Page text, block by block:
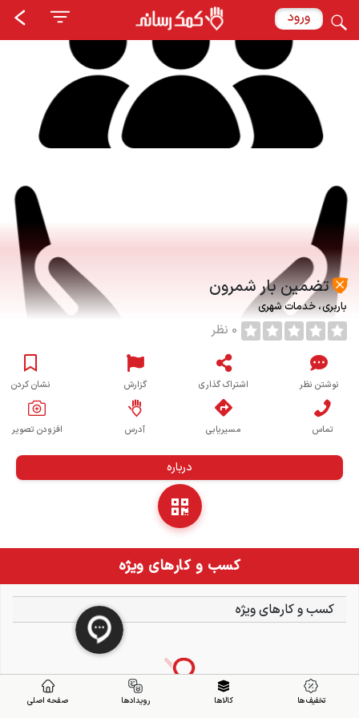
ورود
تضمین بار شمرون
باربری خدمات شهری
0 نظر
نوشتن نظر اشتراک گذاری گزارش نشان کردن
تماس مسیریابی آدرس افزودن تصویر
درباره
کسب و کارهای ویژه
کسب و کارهای ویژه
تخفیف ها کالاها رویدادها صفحه اصلی